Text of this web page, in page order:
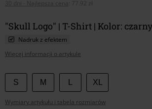
30 dni - Najlepsza cena
77.92 zł
"Skull Logo" | T-Shirt | Kolor:
Nadruk z efektem
Więcej informacji o artykule
Wybierz
swój
rozmiar
S M XL
Wymiary artykułu i tabela rozmiarów